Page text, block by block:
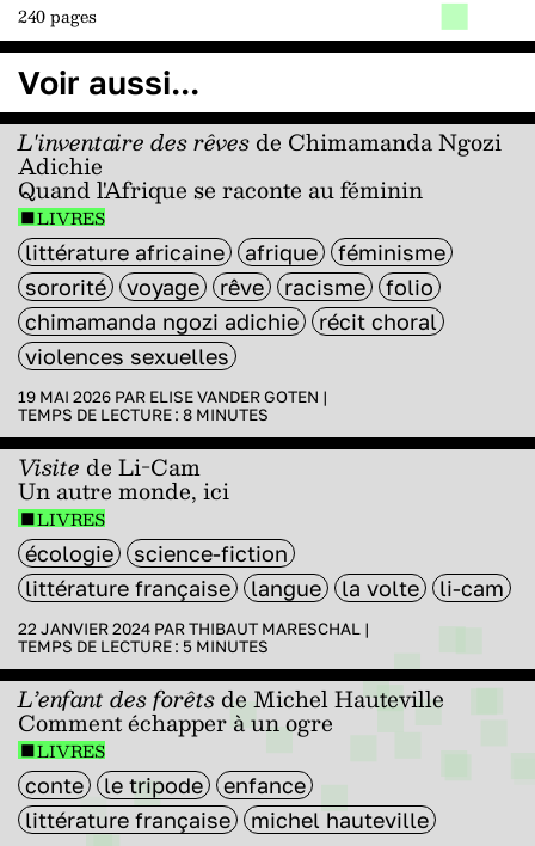
240 pages
Voir aussi...
L'inventaire des rêvesde Chimamanda Ngozi
Adichie
Quand l'Afrique se raconte au féminin
LIVRES
littérature africaine afrique
féminisme
sororité
voyage rêve racisme
folio
chimamanda ngozi adichie
récit choral
violences sexuelles
19 MAI 2026 PAR ELISE VANDER GOTEN |
TEMPS DE LECTURE : 8 MINUTES
Visite de Li-Cam
Un autre monde, ici
LIVRES
écologie
science-fiction
littérature française
langue la volte li-cam
22 JANVIER 2024 PARTHIBAUT MARESCHAL |
TEMPS DE LECTURE : 5 MINUTES
L’enfant des forêtsde Michel Hauteville
Comment échapper à un ogre
LIVRES
conte le tripode
enfance
littérature française
michel hauteville